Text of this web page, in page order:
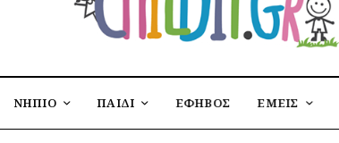
ΝΗΠΙΟ ΠΑΙΔΙ ΕΦΗΒΟΣ ΕΜΕΙΣ